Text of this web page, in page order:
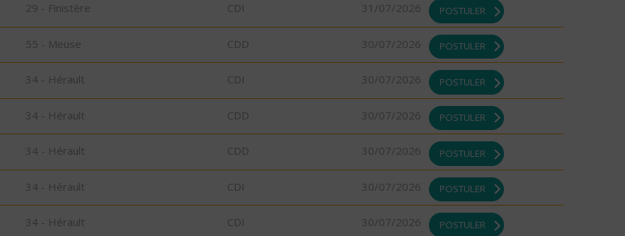
29 - Finistère CDI 31/07/2026 POSTULER
55 - Meuse CDD 30/07/2026 POSTULER
34 - Hérault CDI 30/07/2026 POSTULER
34 - Hérault CDD 30/07/2026 POSTULER
34 - Hérault CDD 30/07/2026 POSTULER
34 - Hérault CDI 30/07/2026 POSTULER
34 - Hérault CDI 30/07/2026 POSTULER